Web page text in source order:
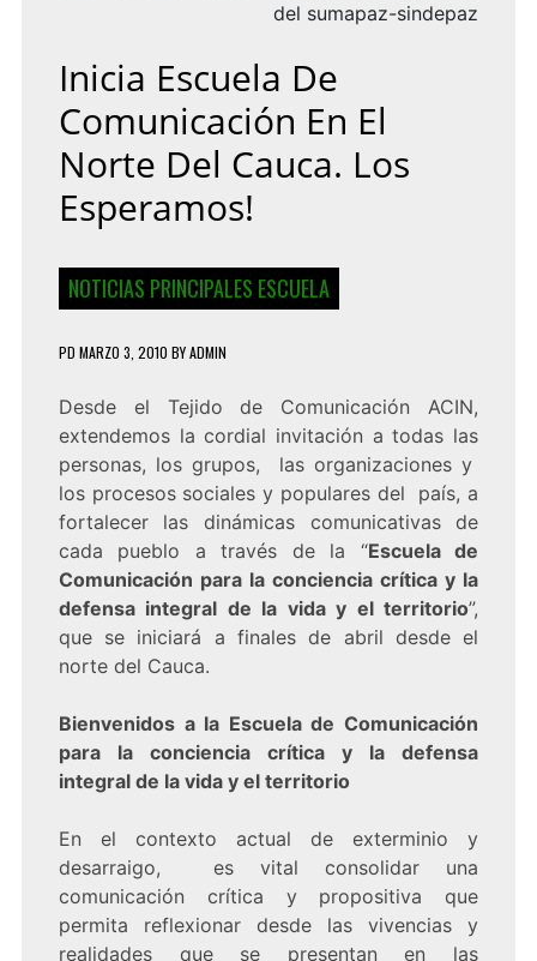
del sumapaz-sindepaz
Inicia Escuela De
Comunicación En El
Norte Del Cauca. Los
Esperamos!
NOTICIAS PRINCIPALES ESCUELA
PD MARZO 3, 2010 BYADMIN
Desde el Tejido de Comunicación ACIN,
extendemos la cordial invitación a todas las
personas, los grupos, las organizaciones y
los procesos sociales y populares del país, a
fortalecer las dinámicas comunicativas de
cada pueblo a través de la “Escuela de
Comunicación para la conciencia crítica y la
defensa integral de la vida y el territorio”,
que se iniciará a finales de abril desde el
norte del Cauca.
Bienvenidos a la Escuela de Comunicación
para la conciencia crítica y la defensa
integral de la vida y el territorio
En el contexto actual de exterminio y
desarraigo, es vital consolidar una
comunicación crítica y propositiva que
permita reflexionar desde las vivencias y
realidades que se presentan en las